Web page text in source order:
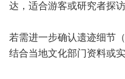
达，适合游客或研究者探访
若需进一步确认遗迹细节
结合当地文化部门资料或实